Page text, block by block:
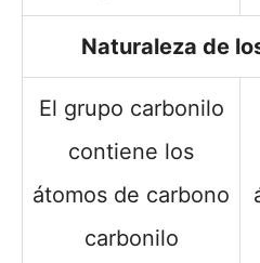
Naturaleza de
El grupo carbonilo
contiene los
átomos de carbono
carbonilo